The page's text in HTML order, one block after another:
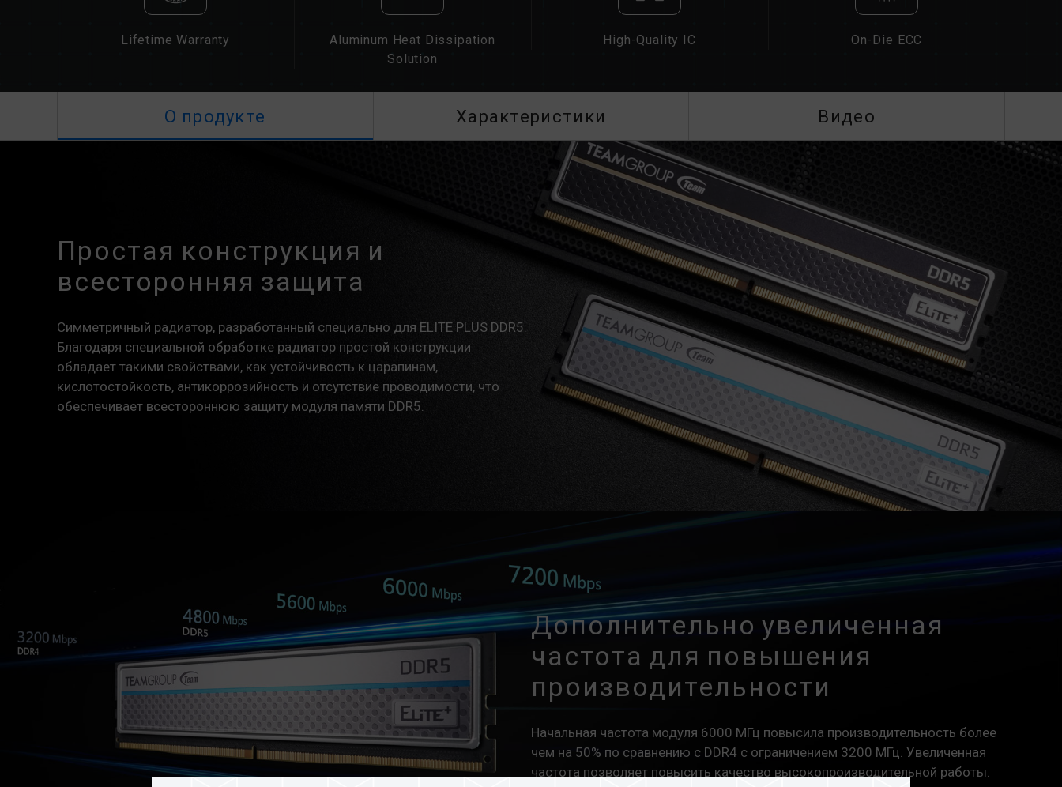
Это нормальное явление, а не дефект изделия.
материнские платы могут не достигать указанной частоты, поскольку
приведет к нестабильности системы, вернитесь к настройкам BIOS по
умолчанию.
Указанная частота модуля памяти является максимально достижимой частотой.
Однако не все системы могут ее достичь.
Убедитесь, что ваши материнская плата и процессор поддерживают
соответствующие технологии разгона (XMP 3.0 / EXPO); в противном случае
память может не достичь заявленной частоты разгона.
Модули памяти TEAMGROUP тестируются в условиях нормального напряжения.
При возникновении проблем, связанных с неисправностями процессора или
материнской платы, обратитесь в соответствующую службу послепродажного
обслуживания производителя процессора или материнской платы.
Lifetime Warranty
Aluminum Heat Dissipation
Solution
High-Quality IC On-Die ECC
О продукте Характеристики Видео
Простая конструкция и
всесторонняя защита
Симметричный радиатор, разработанный специально для ELITE PLUS DDR5.
Благодаря специальной обработке радиатор простой конструкции
обладает такими свойствами, как устойчивость к царапинам,
кислотостойкость, антикоррозийность и отсутствие проводимости, что
обеспечивает всестороннюю защиту модуля памяти DDR5.
Дополнительно увеличенная
частота для повышения
производительности
Начальная частота модуля 6000 МГц повысила производительность более
чем на 50% по сравнению с DDR4 с ограничением 3200 МГц. Увеличенная
частота позволяет повысить качество высокопроизводительной работы.